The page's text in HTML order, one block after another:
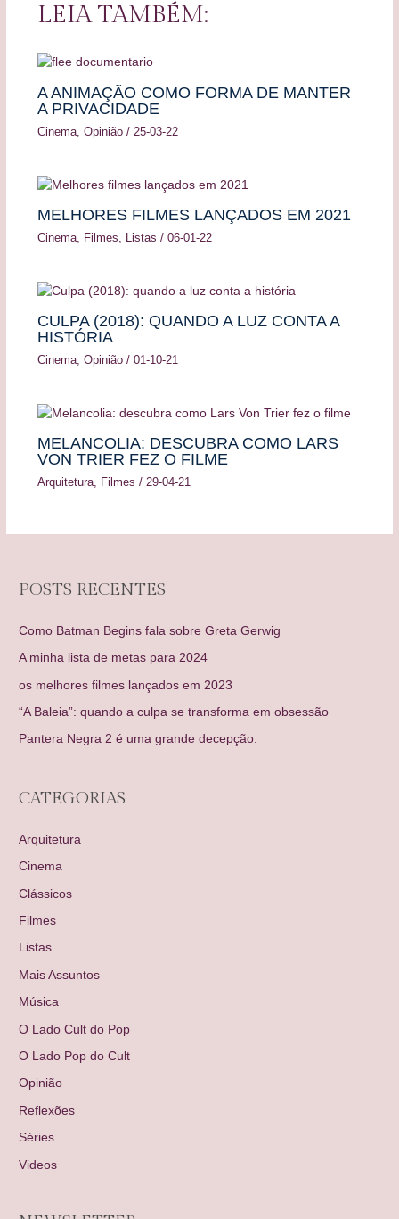
LEIA TAMBÉM:
A ANIMAÇÃO COMO FORMA DE MANTER
A PRIVACIDADE
Cinema, Opinião/ 25-03-22
MELHORES FILMES LANÇADOS EM 2021
Cinema, Filmes Listas / 06-01-22
CULPA (2018): QUANDO A LUZ CONTA A
HISTÓRIA
Cinema, Opinião/ 01-10-21
MELANCOLIA: DESCUBRA COMO LARS
VON TRIER FEZ O FILME
Arquitetura, Filmes / 29-04-21
POSTS RECENTES
Como Batman Begins fala sobre Greta Gerwig
A minha lista de metas para 2024
os melhores filmes lançados em 2023
“A Baleia”: quando a culpa se transforma em obsessão
Pantera Negra 2 é uma grande decepção.
CATEGORIAS
Arquitetura
Cinema
Clássicos
Filmes
Listas
Mais Assuntos
Música
O Lado Cult do Pop
O Lado Pop do Cult
Opinião
Reflexões
Séries
Videos